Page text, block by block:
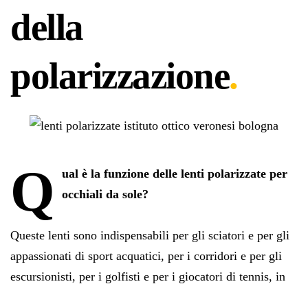
della
polarizzazione
Q
ual è la funzione delle lenti polarizzate per
occhiali da sole?
Queste lenti sono indispensabili per gli sciatori e per gli
appassionati di sport acquatici, per i corridori e per gli
escursionisti, per i golfisti e per i giocatori di tennis, in